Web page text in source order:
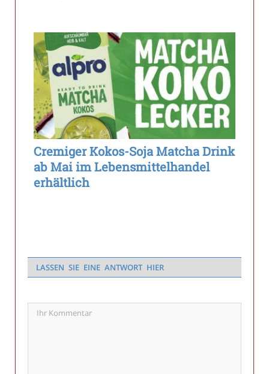
Cremiger Kokos-Soja Matcha Drink
ab Mai im Lebensmittelhandel
erhältlich
LASSEN SIE EINE ANTWORT HIER